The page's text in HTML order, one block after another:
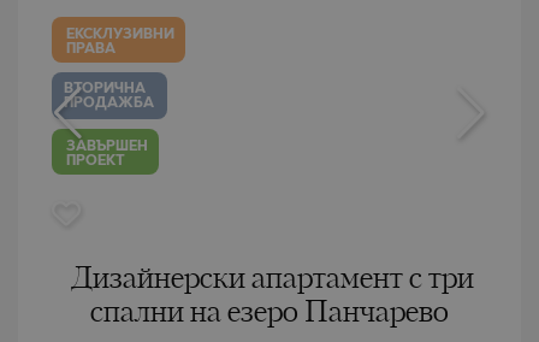
ЕКСКЛУЗИВНИ
ПРАВА
ВТОРИЧНА
ПРОДАЖБА
ЗАВЪРШЕН
ПРОЕКТ
Дизайнерски апартамент с три
спални на езеро Панчарево